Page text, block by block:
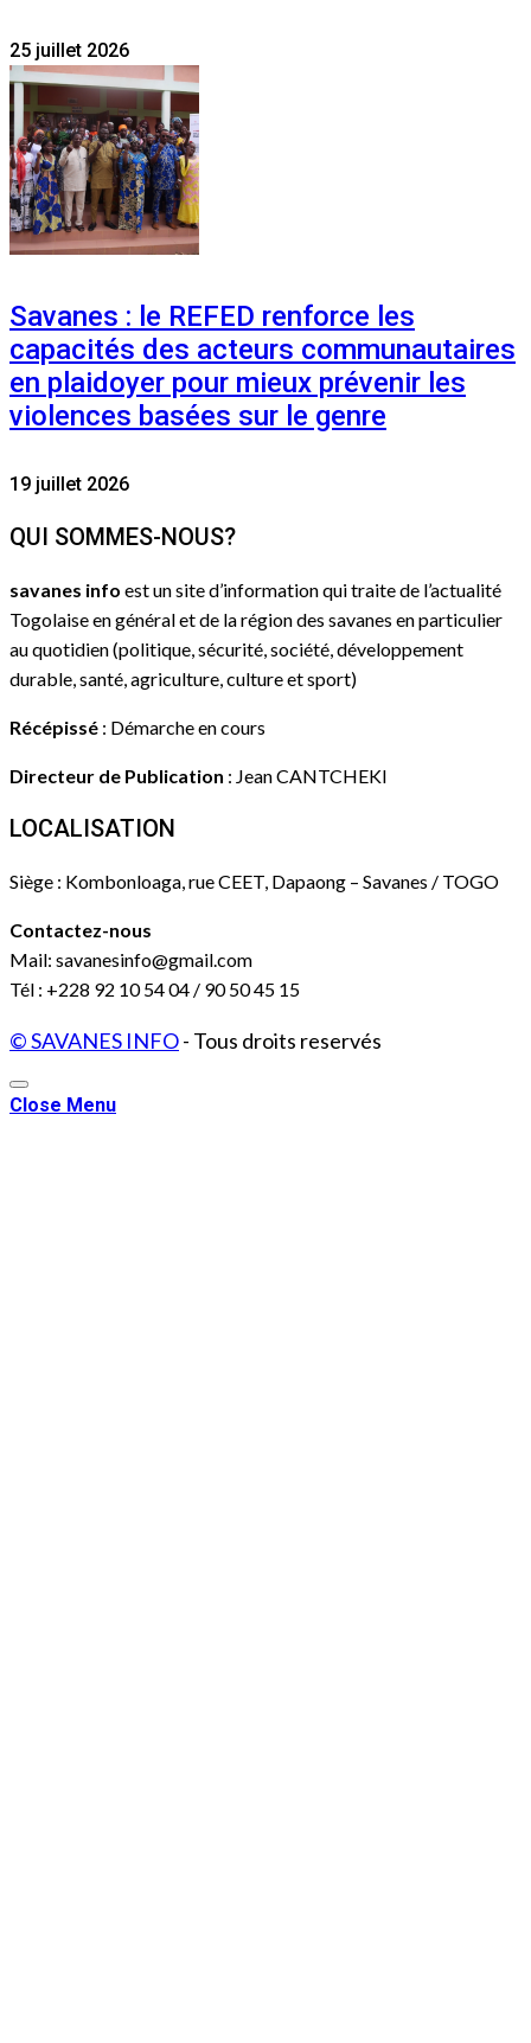
25 juillet 2026
Savanes : le REFED renforce les
capacités des acteurs communautaires
en plaidoyer pour mieux prévenir les
violences basées sur le genre
19 juillet 2026
QUI SOMMES-NOUS?
savanes info est un site d’information qui traite de l’actualité
Togolaise en général et de la région des savanes en particulier
au quotidien (politique, sécurité, société, développement
durable, santé, agriculture, culture et sport)
Récépissé : Démarche en cours
Directeur de Publication : Jean CANTCHEKI
LOCALISATION
Siège : Kombonloaga, rue CEET, Dapaong – Savanes / TOGO
Contactez-nous
Mail: savanesinfo@gmail.com
Tél : +228 92 10 54 04 / 90 50 45 15
© SAVANES INFO- Tous droits reservés
Close Menu